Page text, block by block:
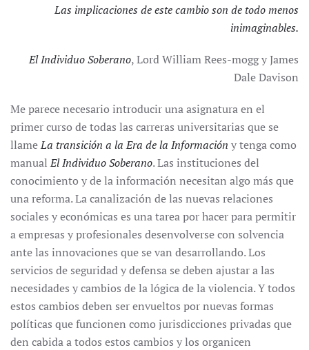
Las implicaciones de este cambio son de todo menos
inimaginables.
El Individuo Soberano, Lord William Rees-mogg y James
Dale Davison
Me parece necesario introducir una asignatura en el
primer curso de todas las carreras universitarias que se
llameLa transición a la Era de la Información y tenga como
manualEl Individuo Soberano. Las instituciones del
conocimiento y de la información necesitan algo más que
una reforma. La canalización de las nuevas relaciones
sociales y económicas es una tarea por hacer para permitir
a empresas y profesionales desenvolverse con solvencia
ante las innovaciones que se van desarrollando. Los
servicios de seguridad y defensa se deben ajustar a las
necesidades y cambios de la lógica de la violencia. Y todos
estos cambios deben ser envueltos por nuevas formas
políticas que funcionen como jurisdicciones privadas que
den cabida a todos estos cambios y los organicen